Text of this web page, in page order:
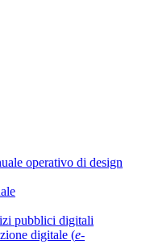
operativo di design
pubblici digitali
digitale (e-